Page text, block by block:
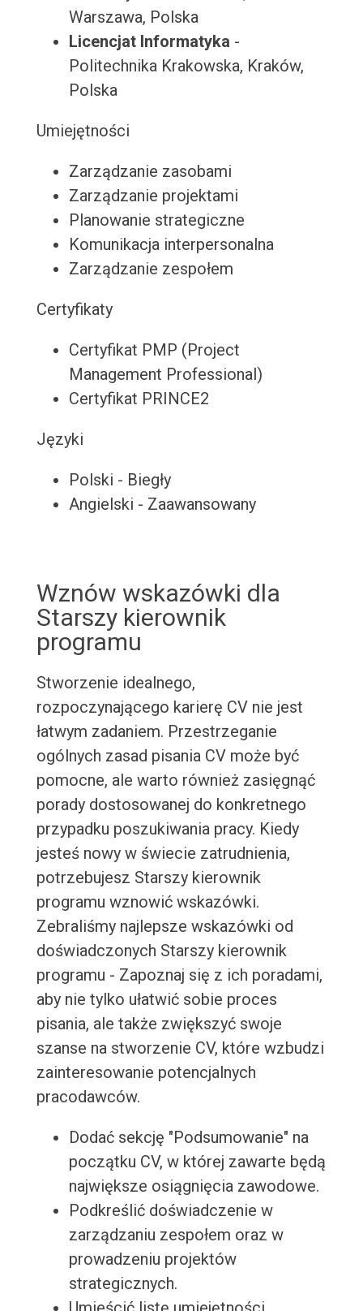
Warszawa, Polska
Licencjat Informatyka -
Politechnika Krakowska, Kraków,
Polska
Umiejętności
Zarządzanie zasobami
Zarządzanie projektami
Planowanie strategiczne
Komunikacja interpersonalna
Zarządzanie zespołem
Certyfikaty
Certyfikat PMP (Project
Management Professional)
Certyfikat PRINCE2
Języki
Polski - Biegły
Angielski - Zaawansowany
Wznów wskazówki dla
Starszy kierownik
programu
Stworzenie idealnego,
rozpoczynającego karierę CV nie jest
łatwym zadaniem. Przestrzeganie
ogólnych zasad pisania CV może być
pomocne, ale warto również zasięgnąć
porady dostosowanej do konkretnego
przypadku poszukiwania pracy. Kiedy
jesteś nowy w świecie zatrudnienia,
potrzebujesz Starszy kierownik
programu wznowić wskazówki.
Zebraliśmy najlepsze wskazówki od
doświadczonych Starszy kierownik
programu - Zapoznaj się z ich poradami,
aby nie tylko ułatwić sobie proces
pisania, ale także zwiększyć swoje
szanse na stworzenie CV, które wzbudzi
zainteresowanie potencjalnych
pracodawców.
Dodać sekcję "Podsumowanie" na
początku CV, w której zawarte będą
największe osiągnięcia zawodowe.
Podkreślić doświadczenie w
zarządzaniu zespołem oraz w
prowadzeniu projektów
strategicznych.